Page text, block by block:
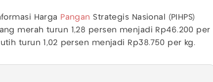
Harga Pangan Strategis Nasional (PIHPS)
merah turun 1,28 persen menjadi Rp46.200 per
turun 1,02 persen menjadi Rp38.750 per kg.